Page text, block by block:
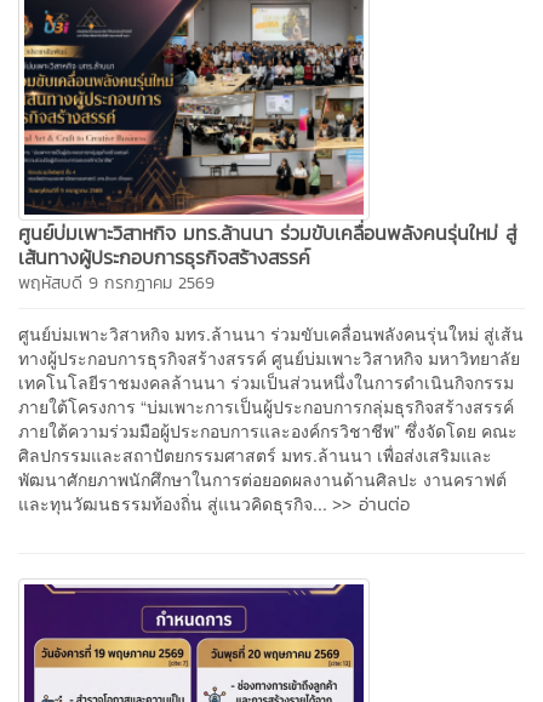
ศูนย์บ่มเพาะวิสาหกิจ มทร.ล้านนา ร่วมขับเคลื่อนพลังคนรุ่นใหม่ สู่
เส้นทางผู้ประกอบการธุรกิจสร้างสรรค์
พฤหัสบดี 9 กรกฎาคม 2569
ศูนย์บ่มเพาะวิสาหกิจ มทร.ล้านนา ร่วมขับเคลื่อนพลังคนรุ่นใหม่ สู่เส้น
ทางผู้ประกอบการธุรกิจสร้างสรรค์ ศูนย์บ่มเพาะวิสาหกิจ มหาวิทยาลัย
เทคโนโลยีราชมงคลล้านนา ร่วมเป็นส่วนหนึ่งในการดำเนินกิจกรรม
ภายใต้โครงการ “บ่มเพาะการเป็นผู้ประกอบการกลุ่มธุรกิจสร้างสรรค์
ภายใต้ความร่วมมือผู้ประกอบการและองค์กรวิชาชีพ” ซึ่งจัดโดย คณะ
ศิลปกรรมและสถาปัตยกรรมศาสตร์ มทร.ล้านนา เพื่อส่งเสริมและ
พัฒนาศักยภาพนักศึกษาในการต่อยอดผลงานด้านศิลปะ งานคราฟต์
และทุนวัฒนธรรมท้องถิ่น สู่แนวคิดธุรกิจ... >> อ่านต่อ